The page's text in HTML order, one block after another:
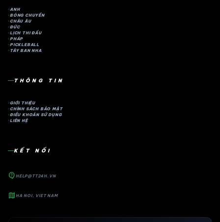
ANH
BÓNG CHUYỀN
CHÂU ÂU
ĐỨC
LỊCH THI ĐẤU
PHÁP
PICKLEBALL
TÂY BAN NHA
THÔNG TIN
GIỚI THIỆU
CHÍNH SÁCH BẢO MẬT
ĐIỀU KHOẢN SỬ DỤNG
LIÊN HỆ
KẾT NỐI
contact_support HELP@TT24H.VN
map HA NOI, VIET NAM